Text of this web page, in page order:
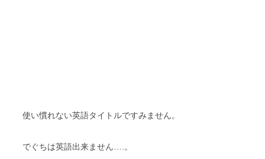
使い慣れない英語タイトルですみません。
でぐちは英語出来ません….。